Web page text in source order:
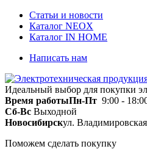
Статьи и новости
Каталог NEOX
Каталог IN HOME
Написать нам
Идеальный выбор для покупки
Время работыПн-Пт 9:00 -
Сб-Вс Выходной
Новосибирскул.
Поможем сделать покупку